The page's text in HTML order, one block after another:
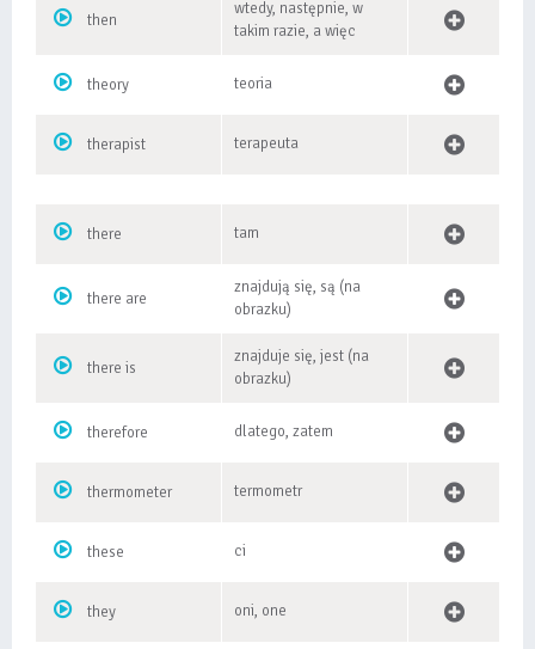
then
wtedy, następnie, w
takim razie, a więc
theory teoria
therapist terapeuta
there tam
there are
znajdują się, są (na
obrazku)
there is
znajduje się, jest (na
obrazku)
therefore dlatego, zatem
thermometer termometr
these ci
they oni, one